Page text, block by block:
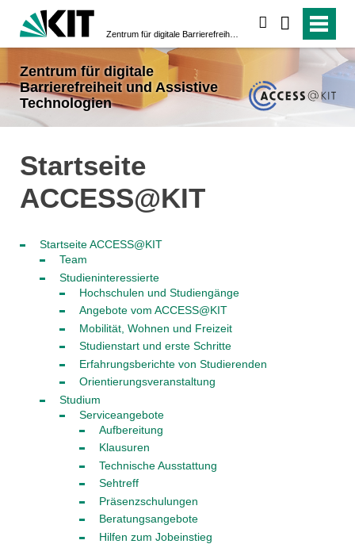
Zentrum für digitale
Barrierefreiheit und Assistive
Technologien
Startseite
ACCESS@KIT
Startseite ACCESS@KIT
Team
Studieninteressierte
Hochschulen und Studiengänge
Angebote vom ACCESS@KIT
Mobilität, Wohnen und Freizeit
Studienstart und erste Schritte
Erfahrungsberichte von Studierenden
Orientierungsveranstaltung
Studium
Serviceangebote
Aufbereitung
Klausuren
Technische Ausstattung
Sehtreff
Präsenzschulungen
Beratungsangebote
Hilfen zum Jobeinstieg